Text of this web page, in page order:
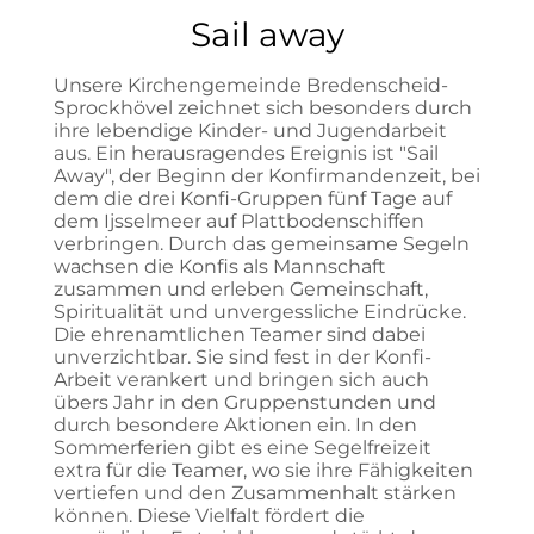
Sail away
Unsere Kirchengemeinde Bredenscheid-
Sprockhövel zeichnet sich besonders durch
ihre lebendige Kinder- und Jugendarbeit
aus. Ein herausragendes Ereignis ist "Sail
Away", der Beginn der Konfirmandenzeit, bei
dem die drei Konfi-Gruppen fünf Tage auf
dem Ijsselmeer auf Plattbodenschiffen
verbringen. Durch das gemeinsame Segeln
wachsen die Konfis als Mannschaft
zusammen und erleben Gemeinschaft,
Spiritualität und unvergessliche Eindrücke.
Die ehrenamtlichen Teamer sind dabei
unverzichtbar. Sie sind fest in der Konfi-
Arbeit verankert und bringen sich auch
übers Jahr in den Gruppenstunden und
durch besondere Aktionen ein. In den
Sommerferien gibt es eine Segelfreizeit
extra für die Teamer, wo sie ihre Fähigkeiten
vertiefen und den Zusammenhalt stärken
können. Diese Vielfalt fördert die